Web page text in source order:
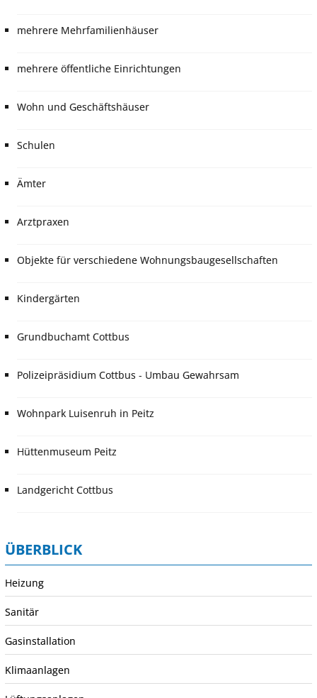
mehrere Mehrfamilienhäuser
mehrere öffentliche Einrichtungen
Wohn und Geschäftshäuser
Schulen
Ämter
Arztpraxen
Objekte für verschiedene Wohnungsbaugesellschaften
Kindergärten
Grundbuchamt Cottbus
Polizeipräsidium Cottbus - Umbau Gewahrsam
Wohnpark Luisenruh in Peitz
Hüttenmuseum Peitz
Landgericht Cottbus
ÜBERBLICK
Heizung
Sanitär
Gasinstallation
Klimaanlagen